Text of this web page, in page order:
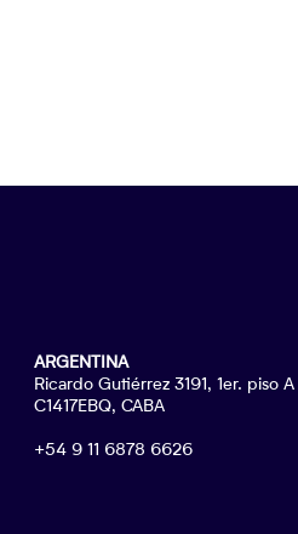
ARGENTINA
Ricardo Gutiérrez 3191, 1er. piso A
C1417EBQ, CABA
+54 9 11 6878 6626